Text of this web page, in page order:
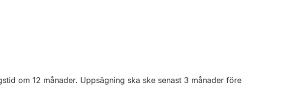
om 12 månader. Uppsägning ska ske senast 3 månader före